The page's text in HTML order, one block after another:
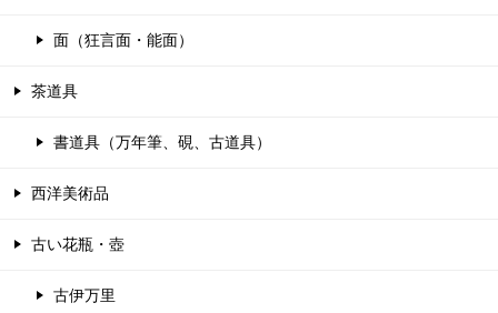
面（狂言面・能面）
茶道具
書道具（万年筆、硯、古道具）
西洋美術品
古い花瓶・壺
古伊万里